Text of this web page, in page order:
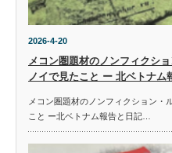
2026-4-20
メコン圏題材のノンフィクシ
ノイで見たこと ー 北ベトナム
メコン圏題材のノンフィクション・
こと ー北ベトナム報告と日記…